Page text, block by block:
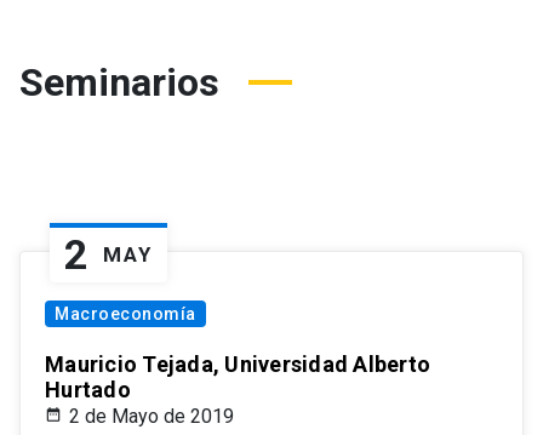
Seminarios
2 MAY
Macroeconomía
Mauricio Tejada, Universidad Alberto
Hurtado
2 de Mayo de 2019